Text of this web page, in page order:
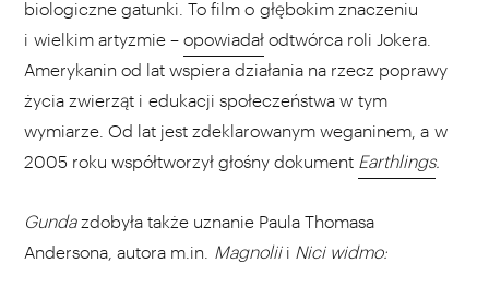
biologiczne gatunki. To film o głębokim znaczeniu
i wielkim artyzmie – opowiadał odtwórca roli Jokera.
Amerykanin od lat wspiera działania na rzecz poprawy
życia zwierząt i edukacji społeczeństwa w tym
wymiarze. Od lat jest zdeklarowanym weganinem, a w
2005 roku współtworzył głośny dokument Earthlings.
Gundazdobyła także uznanie Paula Thomasa
Andersona, autora m.in. Magnolii i Nici widmo: